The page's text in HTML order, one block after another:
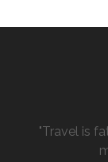
"Travel is